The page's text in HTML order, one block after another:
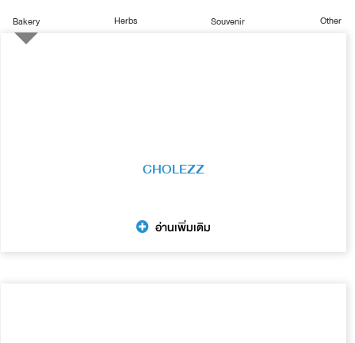
Bakery Herbs Souvenir Other
CHOLEZZ
อ่านเพิ่มเติม